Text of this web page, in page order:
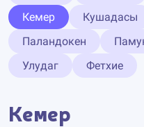
Кемер
Кушадасы
Паландокен
Улудаг
Фетхие
Кемер